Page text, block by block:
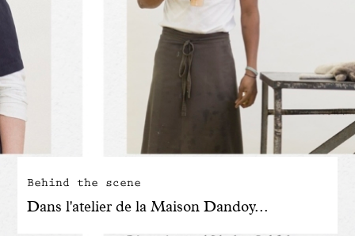
Boutiques
Mon compte
E-Shop
Behind the scene
Dans l'atelier de la Maison Dandoy...